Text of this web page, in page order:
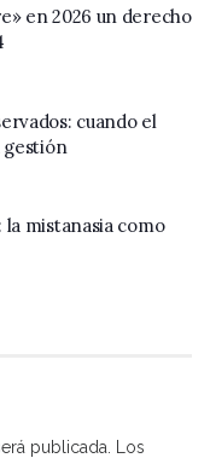
en 2026 un derecho
cuando el
gestión
mistanasia como
publicada.
Los